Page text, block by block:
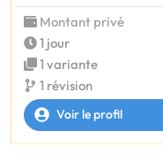
Montant privé
1 jour
1 variante
1 révision
Voir le profil